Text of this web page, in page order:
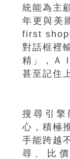
統能為主
年更與美
first
對話框裡
精」，Ａ
甚至記住
搜尋引擎
心，積極
手能跨越
尋、比